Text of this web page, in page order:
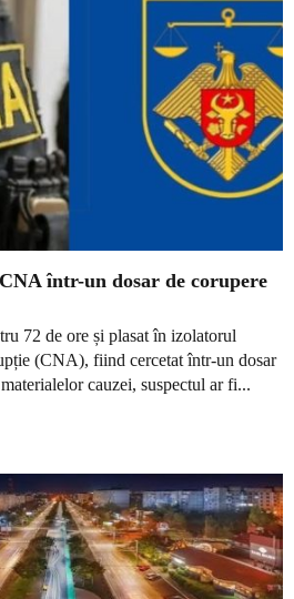
într-un dosar de corupere
72 de ore și plasat în izolatorul
(CNA), fiind cercetat într-un dosar
cauzei, suspectul ar fi...